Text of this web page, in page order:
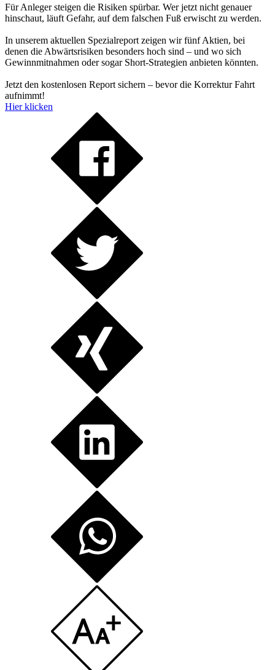
Für Anleger steigen die Risiken spürbar. Wer jetzt nicht genauer
hinschaut, läuft Gefahr, auf dem falschen Fuß erwischt zu werden.
In unserem aktuellen Spezialreport zeigen wir fünf Aktien, bei
denen die Abwärtsrisiken besonders hoch sind – und wo sich
Gewinnmitnahmen oder sogar Short-Strategien anbieten könnten.
Jetzt den kostenlosen Report sichern – bevor die Korrektur Fahrt
aufnimmt!
Hier klicken